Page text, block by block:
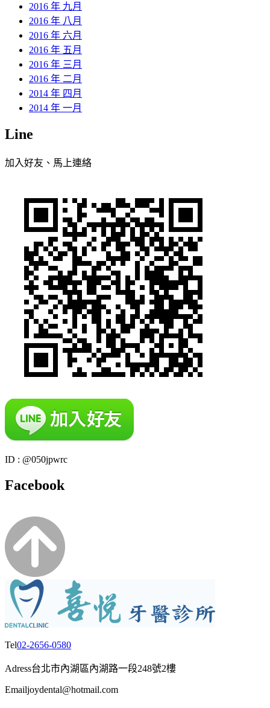
2016 年 九月
2016 年 八月
2016 年 六月
2016 年 五月
2016 年 三月
2016 年 二月
2014 年 四月
2014 年 一月
Line
加入好友、馬上連絡
ID : @050jpwrc
Facebook
Tel02-2656-0580
Adress台北市內湖區內湖路一段248號2樓
Emailjoydental@hotmail.com